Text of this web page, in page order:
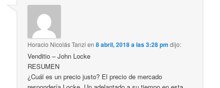
Horacio Nicolás Tanzi en8 abril, 2018 a las 3:28 pm dijo:
Venditio – John Locke
RESUMEN
¿Cuál es un precio justo? El precio de mercado